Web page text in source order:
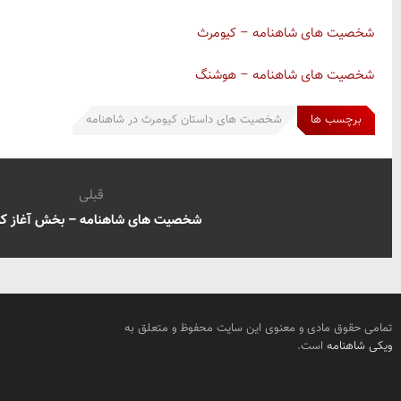
شخصیت های شاهنامه – کیومرث
شخصیت های شاهنامه – هوشنگ
برچسب ها شخصیت های داستان کیومرث در شاهنامه
قبلی
شخصیت های شاهنامه – بخش آغاز
تمامی حقوق مادی و معنوی این سایت محفوظ و متعلق به
ویکی شاهنامه است.